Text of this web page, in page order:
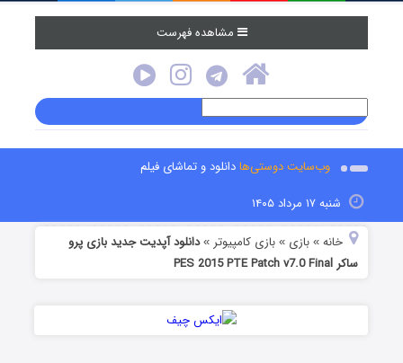
مشاهده فهرست
وب‌سایت دوستی‌هادانلود و تماشای فیلم
شنبه ۱۷ مرداد ۱۴۰۵
خانه »بازی »بازی کامپیوتر »دانلود آپدیت جدید بازی پرو
ساکر PES 2015 PTE Patch v7.0 Final